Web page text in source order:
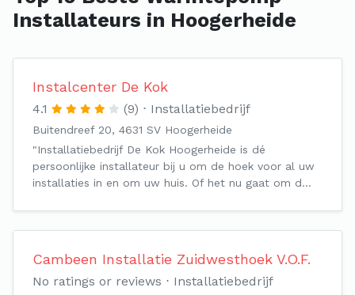
Installateurs in Hoogerheide
Instalcenter De Kok
4.1 (9) Installatiebedrijf
Buitendreef 20, 4631 SV Hoogerheide
"Installatiebedrijf De Kok Hoogerheide is dé
persoonlijke installateur bij u om de hoek voor al uw
installaties in en om uw huis. Of het nu gaat om d…
Cambeen Installatie Zuidwesthoek V.O.F.
No ratings or reviews Installatiebedrijf